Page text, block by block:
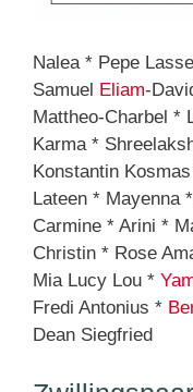
Nalea * Pepe
Samuel
Eliam-
Mattheo-Charbel *
Karma *
Konstantin
Lateen * Mayenna
Carmine * Arini *
Christin * Rose
Mia Lucy Lou *
Fredi Antonius *
Dean Siegfried